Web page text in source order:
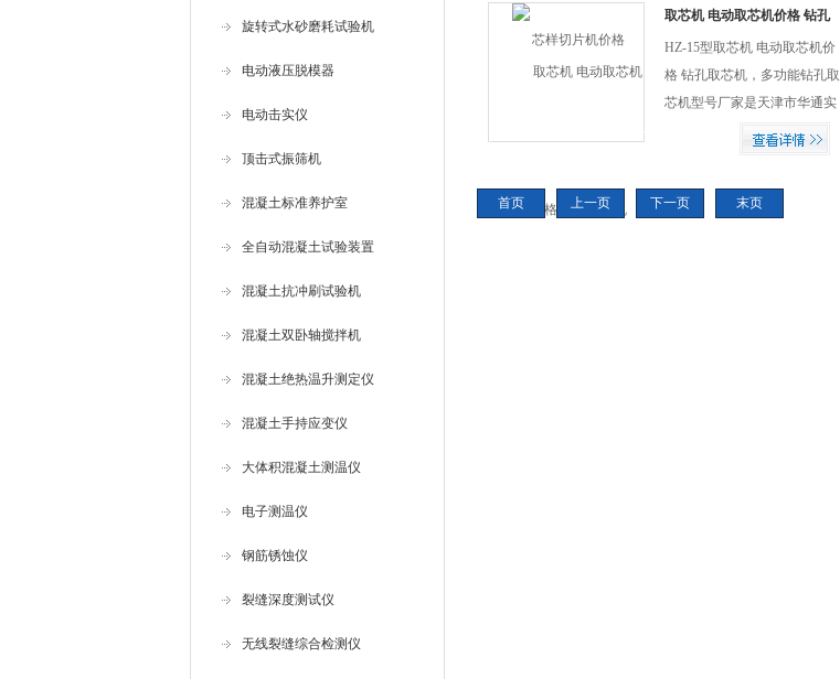
旋转式水砂磨耗试验机
电动液压脱模器
电动击实仪
顶击式振筛机
混凝土标准养护室
全自动混凝土试验装置
混凝土抗冲刷试验机
混凝土双卧轴搅拌机
混凝土绝热温升测定仪
混凝土手持应变仪
大体积混凝土测温仪
电子测温仪
钢筋锈蚀仪
裂缝深度测试仪
无线裂缝综合检测仪
异型砖的锯切工作。
取芯机 电动取芯机价格 钻孔
取芯机
HZ-15型取芯机 电动取芯机价
格 钻孔取芯机，多功能钻孔取
芯机型号厂家是天津市华通实
验仪器厂的标准检测仪器,主要
具有操作简单，移机方便，钻
孔取芯准确，芯样表面光洁，
首页 上一页 下一页 末页